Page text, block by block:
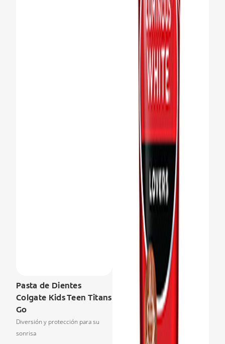
Pasta de Dientes
Colgate Kids Teen Titans
Go
Diversión y protección para su
sonrisa